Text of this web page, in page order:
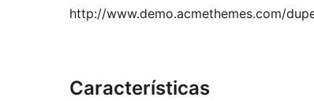
http://www.demo.acmethemes.com/
Características